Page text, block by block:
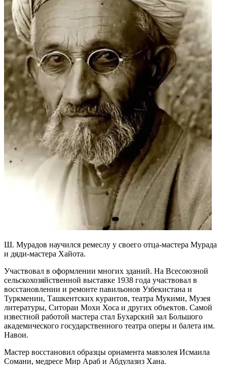
Ш. Мурадов научился ремеслу у своего отца-мастера Мурада
и дяди-мастера Хайота.
Участвовал в оформлении многих зданий. На Всесоюзной
сельскохозяйственной выставке 1938 года участвовал в
восстановлении и ремонте павильонов Узбекистана и
Туркмении, Ташкентских курантов, театра Мукими, Музея
литературы, Ситораи Мохи Хоса и других объектов. Самой
известной работой мастера стал Бухарский зал Большого
академического государственного театра оперы и балета им.
Навои.
Мастер восстановил образцы орнамента мавзолея Исмаила
Сомани, медресе Мир Араб и Абдулазиз Хана.